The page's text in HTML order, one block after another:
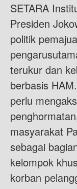
SETARA
Presiden
politik
terukur dan
berbasis
perlu
masyarakat
sebagai
kelompok
korban